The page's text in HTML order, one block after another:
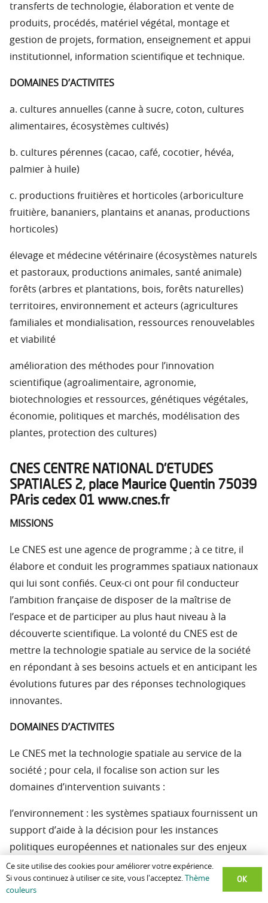
transferts de technologie, élaboration et vente de
produits, procédés, matériel végétal, montage et
gestion de projets, formation, enseignement et appui
institutionnel, information scientifique et technique.
DOMAINES D’ACTIVITES
a. cultures annuelles (canne à sucre, coton, cultures
alimentaires, écosystèmes cultivés)
b. cultures pérennes (cacao, café, cocotier, hévéa,
palmier à huile)
c. productions fruitières et horticoles (arboriculture
fruitière, bananiers, plantains et ananas, productions
horticoles)
élevage et médecine vétérinaire (écosystèmes naturels
et pastoraux, productions animales, santé animale)
forêts (arbres et plantations, bois, forêts naturelles)
territoires, environnement et acteurs (agricultures
familiales et mondialisation, ressources renouvelables
et viabilité
amélioration des méthodes pour l’innovation
scientifique (agroalimentaire, agronomie,
biotechnologies et ressources, génétiques végétales,
économie, politiques et marchés, modélisation des
plantes, protection des cultures)
CNES CENTRE NATIONAL D’ETUDES
SPATIALES 2, place Maurice Quentin 75039
PAris cedex 01 www.cnes.fr
MISSIONS
Le CNES est une agence de programme ; à ce titre, il
élabore et conduit les programmes spatiaux nationaux
qui lui sont confiés. Ceux-ci ont pour fil conducteur
l’ambition française de disposer de la maîtrise de
l’espace et de participer au plus haut niveau à la
découverte scientifique. La volonté du CNES est de
mettre la technologie spatiale au service de la société
en répondant à ses besoins actuels et en anticipant les
évolutions futures par des réponses technologiques
innovantes.
DOMAINES D’ACTIVITES
Le CNES met la technologie spatiale au service de la
société ; pour cela, il focalise son action sur les
domaines d’intervention suivants :
l’environnement : les systèmes spatiaux fournissent un
support d’aide à la décision pour les instances
politiques européennes et nationales sur des enjeux
tels que les ressources en eau, les changements
climatiques, la gestion des déchets, le traitement des
Ce site utilise des cookies pour améliorer votre expérience.
Si vous continuez à utiliser ce site, vous l'acceptez.
Thème
couleurs
OK